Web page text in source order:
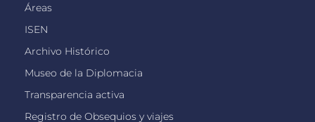
Áreas
ISEN
Archivo Histórico
Museo de la Diplomacia
Transparencia activa
Registro de Obsequios y viajes